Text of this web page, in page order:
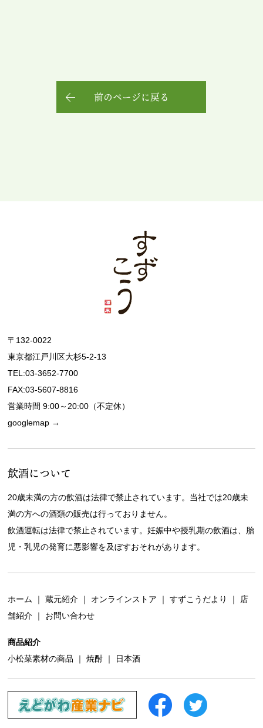
前のページに戻る
〒132-0022
東京都江戸川区大杉5-2-13
TEL:03-3652-7700
FAX:03-5607-8816
営業時間 9:00～20:00（不定休）
googlemap →
飲酒について
20歳未満の方の飲酒は法律で禁止されています。当社では20歳未
満の方への酒類の販売は行っておりません。
飲酒運転は法律で禁止されています。妊娠中や授乳期の飲酒は、胎
児・乳児の発育に悪影響を及ぼすおそれがあります。
ホーム ｜蔵元紹介 ｜ オンラインストア ｜すずこうだより ｜ 店
舗紹介 ｜ お問い合わせ
商品紹介
小松菜素材の商品 ｜焼酎 ｜ 日本酒